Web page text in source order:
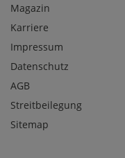
Magazin
Karriere
Impressum
Datenschutz
AGB
Streitbeilegung
Sitemap